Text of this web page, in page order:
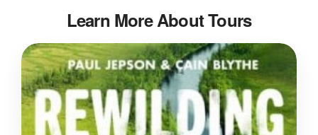
Learn More About Tours